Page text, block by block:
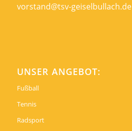
vorstand@tsv-geiselbullach.de
UNSER ANGEBOT:
Fußball
Tennis
Radsport